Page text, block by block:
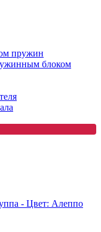
пружин
блоком
- Цвет: Алеппо